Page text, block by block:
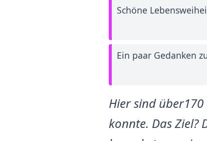
Schöne
Ein paar Gedanken
Hier sind
konnte. Das Ziel?